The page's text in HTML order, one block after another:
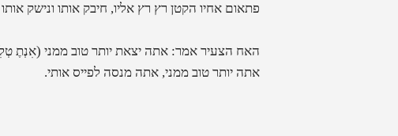
פתאום אחיו הקטן רץ רץ אליו, חיבק אותו ונישק
האח הצעיר אמר:אתה יצאת יותר טוב ממני (אִנְתֶ
אתה יותר טוב ממני, אתה מנסה לפייס אותי.